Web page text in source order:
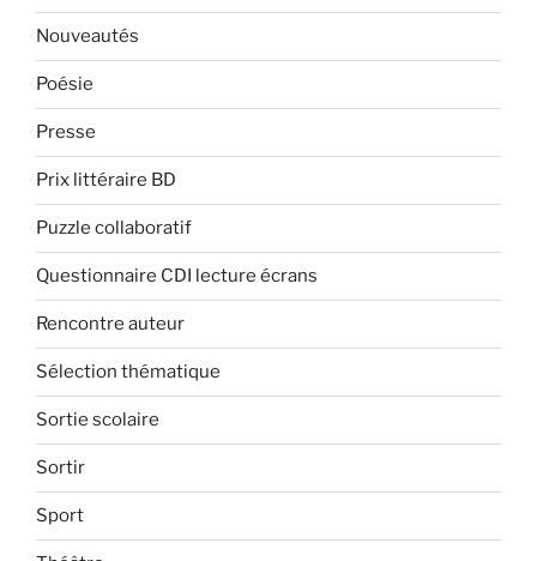
Nouveautés
Poésie
Presse
Prix littéraire BD
Puzzle collaboratif
Questionnaire CDI lecture écrans
Rencontre auteur
Sélection thématique
Sortie scolaire
Sortir
Sport